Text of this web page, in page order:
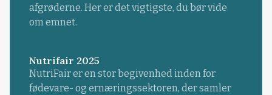
afgrøderne. Her er det vigtigste, du bør vide
om emnet.
Nutrifair 2025
NutriFair er en stor begivenhed inden for
fødevare- og ernæringssektoren, der samler